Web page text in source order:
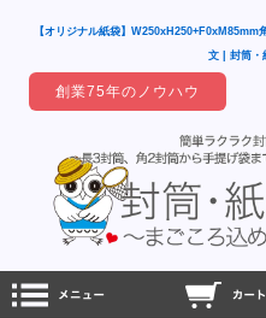
【オリジナル紙袋】
文 | 封筒・
創業75年のノウハウ